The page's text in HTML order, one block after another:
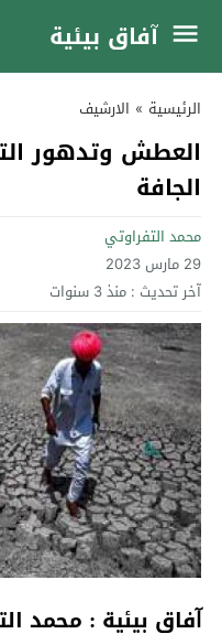
آفاق بيئية
الرئيسية » الارشيف
العطش وتدهور
الجافة
محمد التفراوتي
29 مارس 2023
آخر تحديث : منذ 3 سنوات
فاق بيئية : محمد